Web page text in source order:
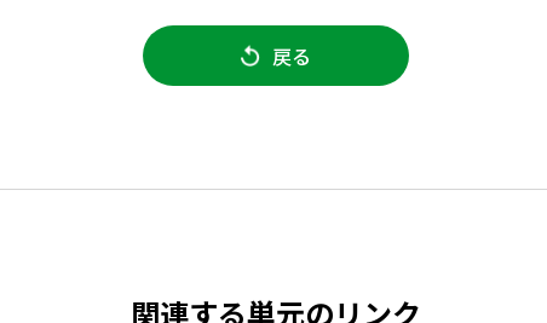
戻る
関連する単元のリンク